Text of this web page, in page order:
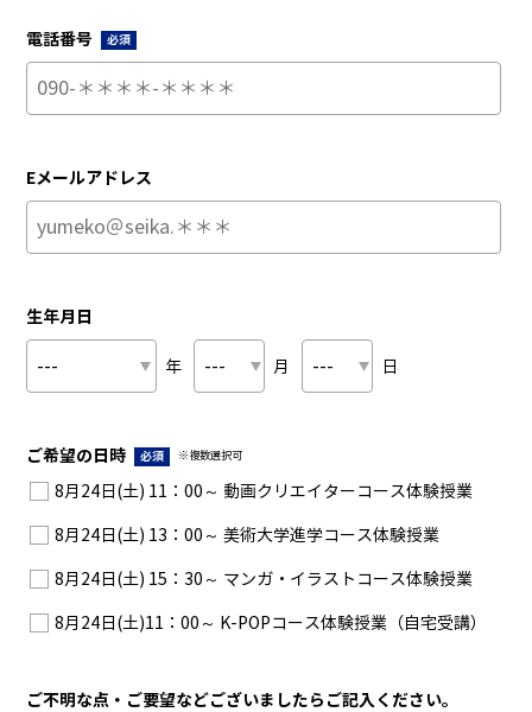
電話番号 必須
Eメールアドレス
生年月日
年 月 日
ご希望の日時 必須 ※複数選択可
8月24日(土) 11：00～ 動画クリエイターコース体験授業
8月24日(土) 13：00～ 美術大学進学コース体験授業
8月24日(土) 15：30～ マンガ・イラストコース体験授業
8月24日(土)11：00～ K-POPコース体験授業（自宅受講）
ご不明な点・ご要望などございましたらご記入ください。